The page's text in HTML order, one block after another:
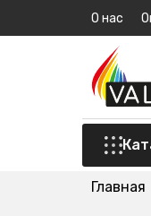
О нас
Главная